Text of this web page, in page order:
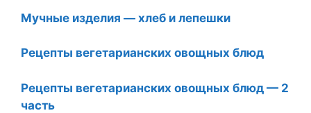
Мучные изделия — хлеб и лепешки
Рецепты вегетарианских овощных блюд
Рецепты вегетарианских овощных блюд — 2
часть